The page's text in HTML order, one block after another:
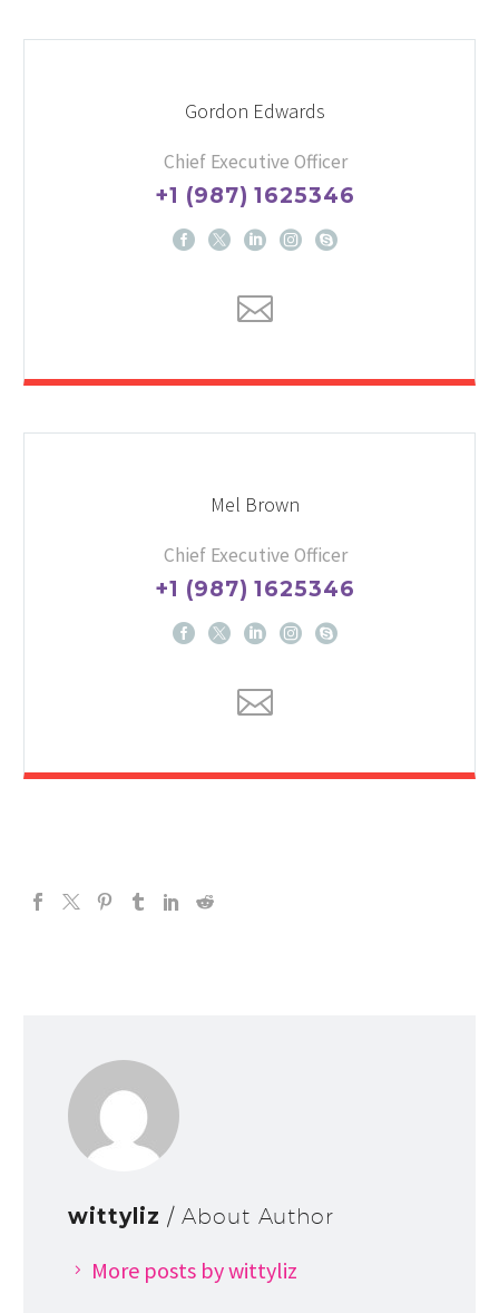
Gordon Edwards
Chief Executive Officer
+1 (987) 1625346
Mel Brown
Chief Executive Officer
+1 (987) 1625346
wittyliz / About Author
More posts by wittyliz